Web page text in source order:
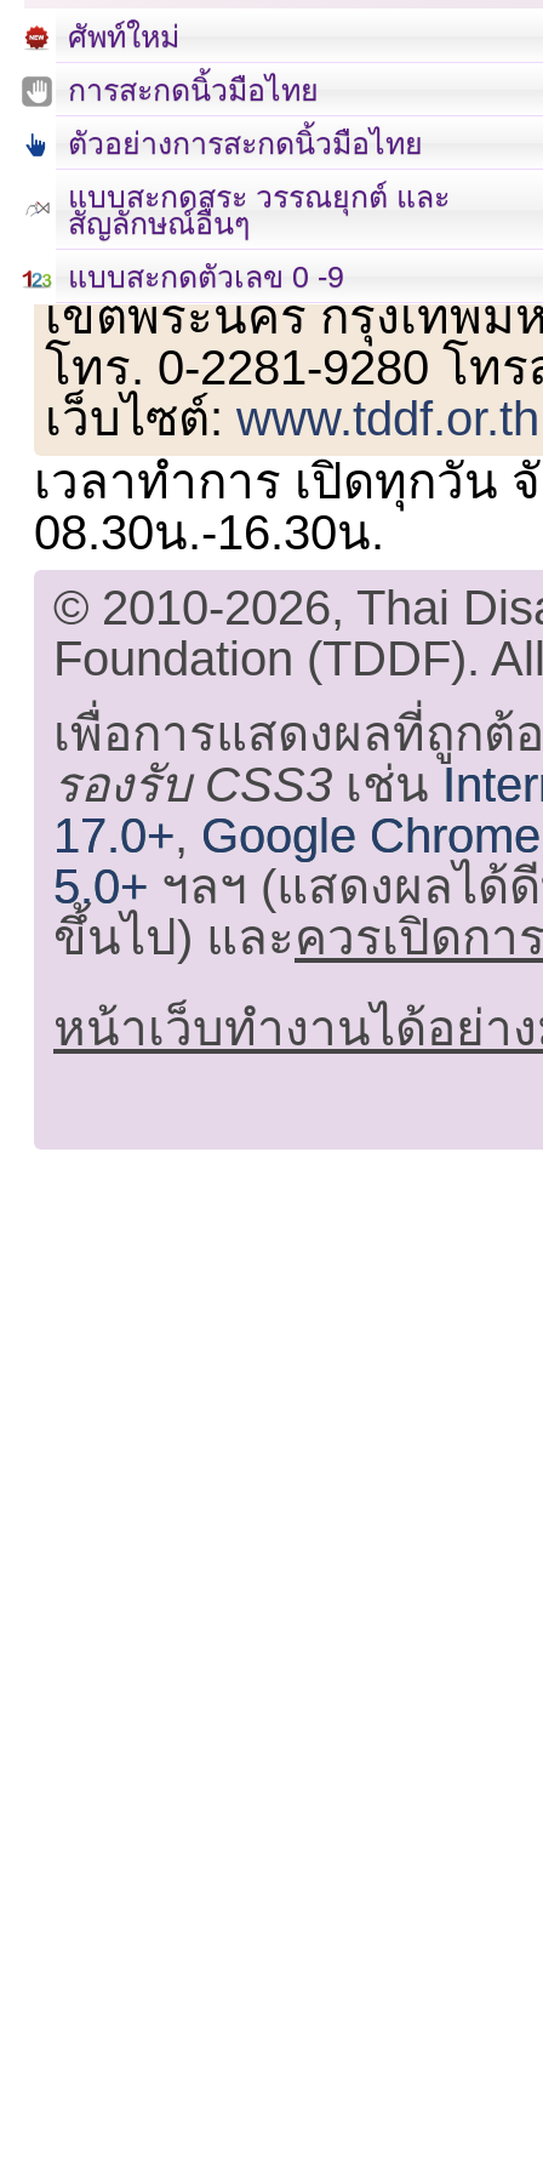
ศัพท์ใหม่
การสะกดนิ้วมือไทย
ตัวอย่างการสะกดนิ้วมือไทย
แบบสะกดสระ วรรณยุกต์ และ
สัญลักษณ์อื่นๆ
แบบสะกดตัวเลข 0 -9
เลขที่ 23 ชั้น 2 ถนนวิ
เขตพระนคร กรุงเทพม
โทร. 0-2281-9280 โท
เว็บไซต์:www.tddf.or.th
เวลาทำการ เปิดทุกวัน
08.30น.-16.30น.
© 2010-2026, Thai
Foundation (TDDF).
เพื่อการแสดงผลที่ถูกต้
รองรับ CSS3 เช่น
17.0+, Google
5.0+ ฯลฯ (แสดงผลได้
ขึ้นไป) และควรเปิดกา
หน้าเว็บทำงานได้อย่า